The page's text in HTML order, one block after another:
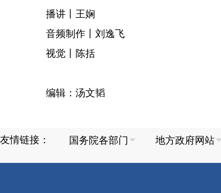
播讲丨王娴
音频制作丨刘逸飞
视觉丨陈括
编辑：汤文韬
友情链接：